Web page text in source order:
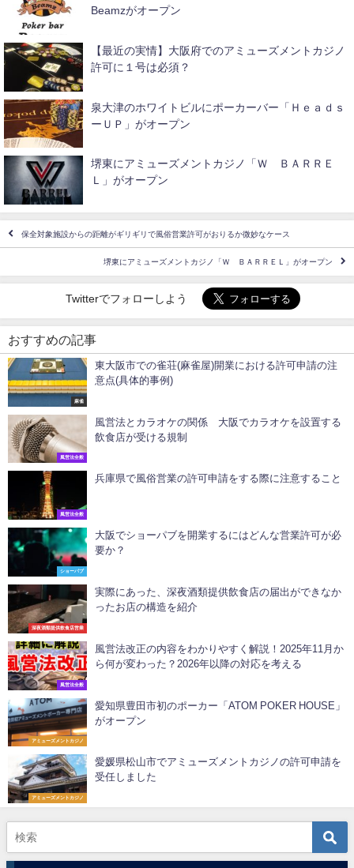
Beamzがオープン
【最近の実情】大阪府でのアミューズメントカジノ
許可に１号は必須？
泉大津のホワイトビルにポーカーバー「Ｈｅａｄｓ
ーＵＰ」がオープン
堺東にアミューズメントカジノ「Ｗ ＢＡＲＲＥ
Ｌ」がオープン
保全対象施設からの距離がギリギリで風俗営業許可がおりるか微妙なケース
堺東にアミューズメントカジノ「Ｗ ＢＡＲＲＥＬ」がオープン
Twitterでフォローしよう
おすすめの記事
麻雀
東大阪市での雀荘(麻雀屋)開業における許可申請の注
意点(具体的事例)
風営法全般
風営法とカラオケの関係 大阪でカラオケを設置する
飲食店が受ける規制
風営法全般
兵庫県で風俗営業の許可申請をする際に注意すること
ショーパブ
大阪でショーパブを開業するにはどんな営業許可が必
要か？
深夜酒類提供飲食店営業
実際にあった、深夜酒類提供飲食店の届出ができなか
ったお店の構造を紹介
風営法全般
風営法改正の内容をわかりやすく解説！2025年11月か
ら何が変わった？2026年以降の対応を考える
アミューズメントカジノ
愛知県豊田市初のポーカー「ATOM POKER HOUSE」
がオープン
アミューズメントカジノ
愛媛県松山市でアミューズメントカジノの許可申請を
受任しました